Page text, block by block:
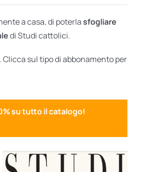
a casa, di poterlasfogliare
di Studi cattolici.
Clicca sul tipo di abbonamento per
su tutto il catalogo!